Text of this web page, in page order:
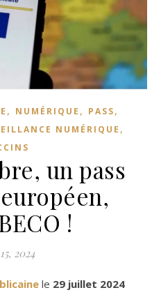
, NUMÉRIQUE , PASS,
NUMÉRIQUE ,
un pass
!
2024
le 29 juillet 2024